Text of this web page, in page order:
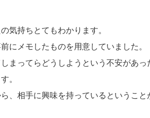
気持ちとてもわかります。
にメモしたものを用意していました。
まってらどうしようという不安があっ
。
、相手に興味を持っているというこ